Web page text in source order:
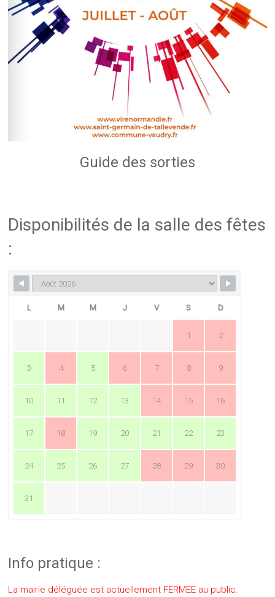
Guide des sorties
Disponibilités de la salle des fêtes
:
L M M J V S D
1 2
3 4 5 6 7 8 9
10 11 12 13 14 15 16
17 18 19 20 21 22 23
24 25 26 27 28 29 30
31
Info pratique :
La mairie déléguée est actuellement FERMEE au public.